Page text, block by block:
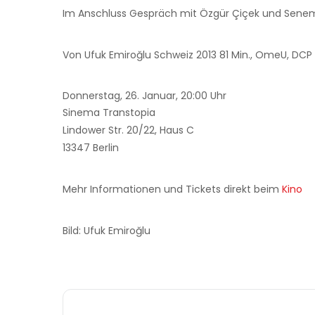
Im Anschluss Gespräch mit Özgür Çiçek und
Von Ufuk Emiroğlu Schweiz 2013 81 Min., OmeU, DCP
Donnerstag, 26. Januar, 20:00 Uhr
Sinema Transtopia
Lindower Str. 20/22, Haus C
13347 Berlin
Mehr Informationen und Tickets direkt beim Kino
Bild: Ufuk Emiroğlu